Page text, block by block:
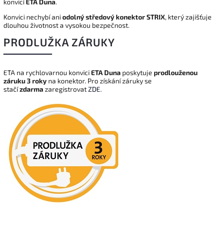
konvicíETA Duna.
Konvici nechybí aniodolný středový konektor STRIX, který zajišťuje
dlouhou životnost a vysokou bezpečnost.
PRODLUŽKA ZÁRUKY
ETA na rychlovarnou konviciETA Duna poskytuje prodlouženou
záruku 3 roky na konektor. Pro získání záruky se
stačízdarmazaregistrovatZDE.